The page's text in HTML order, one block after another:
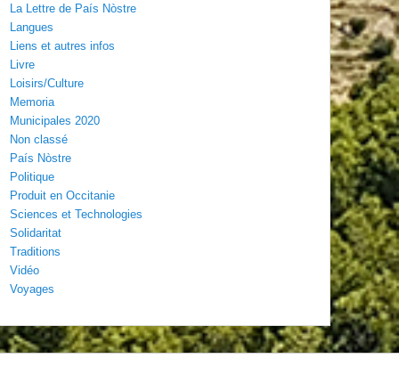
La Lettre de País Nòstre
Langues
Liens et autres infos
Livre
Loisirs/Culture
Memoria
Municipales 2020
Non classé
País Nòstre
Politique
Produit en Occitanie
Sciences et Technologies
Solidaritat
Traditions
Vidéo
Voyages